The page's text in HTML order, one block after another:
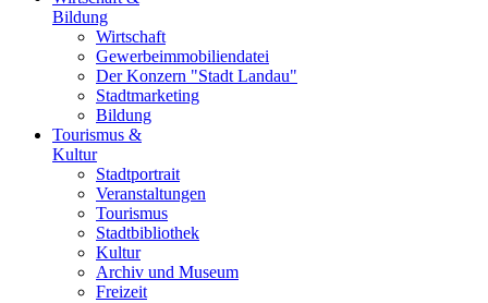
Bildung
Wirtschaft
Gewerbeimmobiliendatei
Der Konzern "Stadt Landau"
Stadtmarketing
Bildung
Tourismus &
Kultur
Stadtportrait
Veranstaltungen
Tourismus
Stadtbibliothek
Kultur
Archiv und Museum
Freizeit